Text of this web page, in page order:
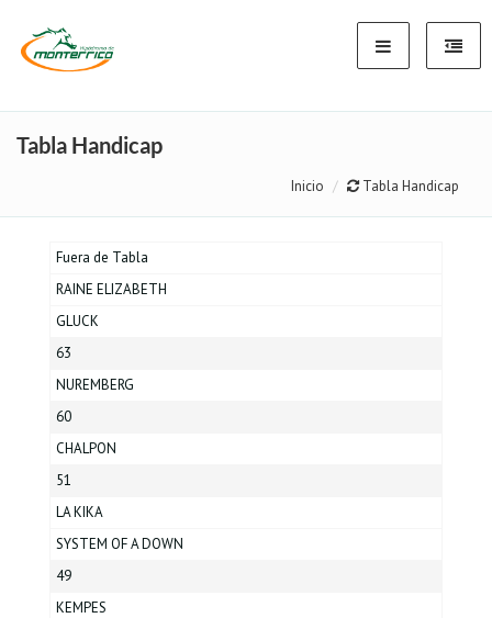
Tabla Handicap
Inicio Tabla Handicap
Fuera de Tabla
RAINE ELIZABETH
GLUCK
63
NUREMBERG
60
CHALPON
51
LA KIKA
SYSTEM OF A DOWN
49
KEMPES